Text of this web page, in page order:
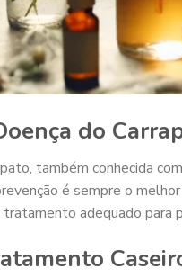
do
também conhecida
é sempre o
adequado para